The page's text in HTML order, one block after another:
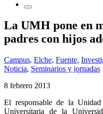
La UMH pone en
padres con hijos
Campus, Elche, Fuente,
Noticia, Seminarios y jornadas
8 febrero 2013
El responsable de la
Universitaria de la